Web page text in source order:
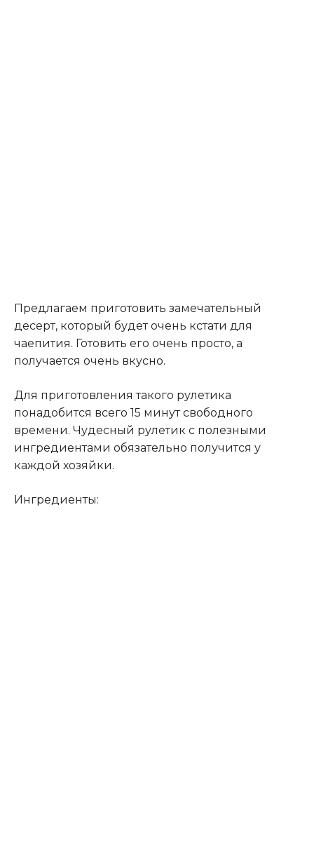
Предлагаем приготовить замечательный
десерт, который будет очень кстати для
чаепития. Готовить его очень просто, а
получается очень вкусно.
Для приготовления такого рулетика
понадобится всего 15 минут свободного
времени. Чудесный рулетик с полезными
ингредиентами обязательно получится у
каждой хозяйки.
Ингредиенты: